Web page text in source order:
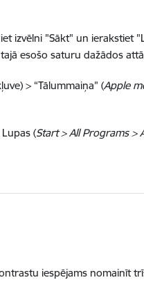
izvēlni "Sākt" un ierakstiet
esošo saturu dažādos
> “Tālummaiņa” (Apple
(Start > All Programs >
iespējams nomainīt